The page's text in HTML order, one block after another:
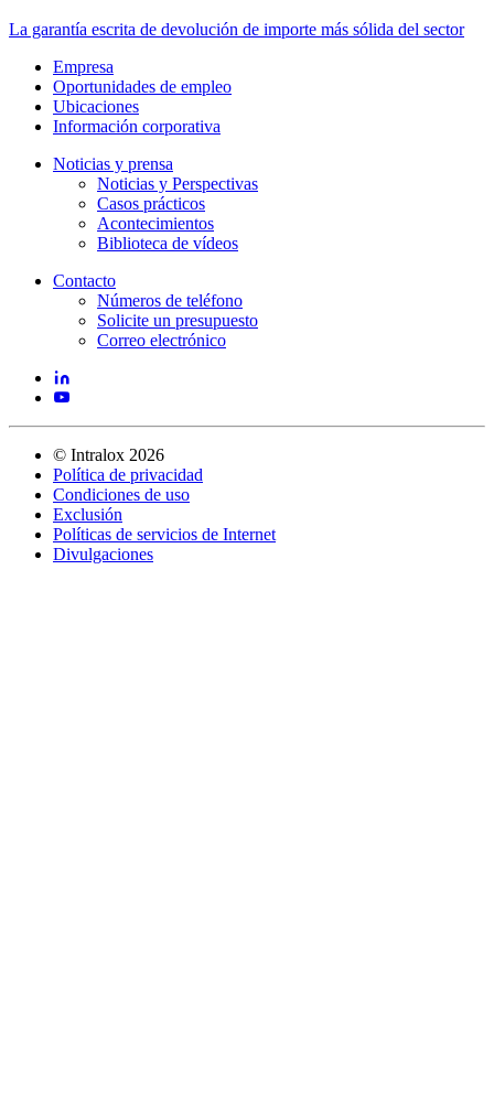
La garantía escrita de devolución de importe más sólida del sector
Empresa
Oportunidades de empleo
Ubicaciones
Información corporativa
Noticias y prensa
Noticias y Perspectivas
Casos prácticos
Acontecimientos
Biblioteca de vídeos
Contacto
Números de teléfono
Solicite un presupuesto
Correo electrónico
© Intralox 2026
Política de privacidad
Condiciones de uso
Exclusión
Políticas de servicios de Internet
Divulgaciones